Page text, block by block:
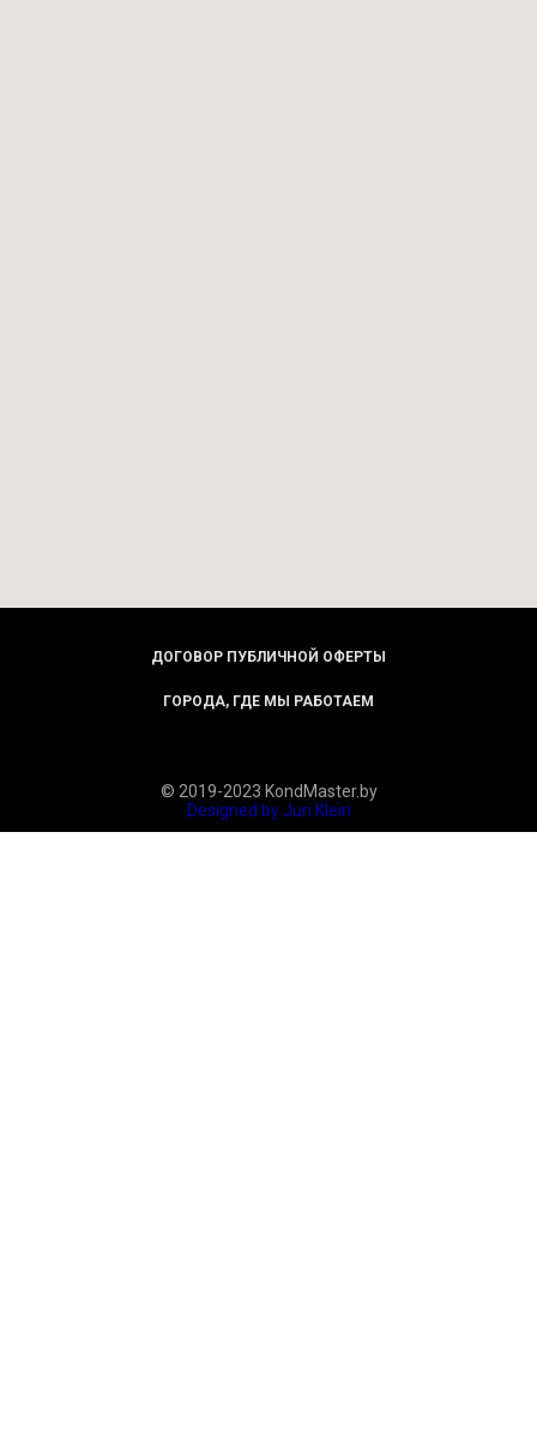
ДОГОВОР ПУБЛИЧНОЙ ОФЕРТЫ
ГОРОДА, ГДЕ МЫ РАБОТАЕМ
© 2019-2023 KondMaster.by
Designed by Juri Klein